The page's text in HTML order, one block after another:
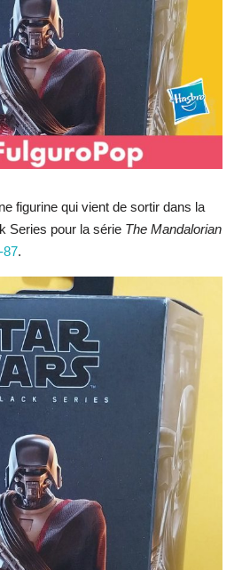
figurine qui vient de sortir dans la
Series pour la série The Mandalorian
87.